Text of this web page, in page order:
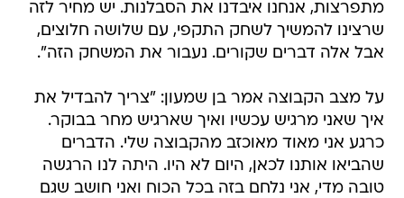
מתפרצות, אנחנו איבדנו את הסבלנות. יש מחיר לזה
שרצינו להמשיך לשחק התקפי, עם שלושה חלוצים,
אבל אלה דברים שקורים. נעבור את המשחק הזה".
על מצב הקבוצה אמר בן שמעון: "צריך להבדיל את
איך שאני מרגיש עכשיו ואיך שארגיש מחר בבוקר.
כרגע אני מאוד מאוכזב מהקבוצה שלי. הדברים
שהביאו אותנו לכאן, היום לא היו. היתה לנו הרגשה
טובה מדי, אני נלחם בזה בכל הכוח ואני חושב שגם